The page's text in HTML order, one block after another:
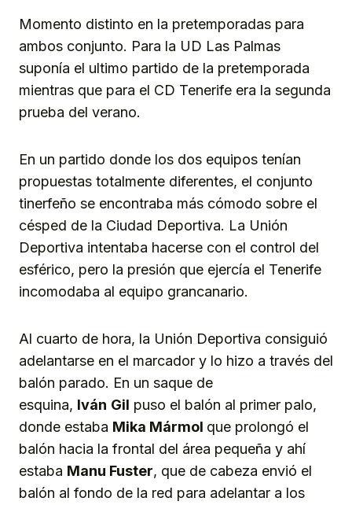
Momento distinto en la pretemporadas para
ambos conjunto. Para la UD Las Palmas
suponía el ultimo partido de la pretemporada
mientras que para el CD Tenerife era la segunda
prueba del verano.
En un partido donde los dos equipos tenían
propuestas totalmente diferentes, el conjunto
tinerfeño se encontraba más cómodo sobre el
césped de la Ciudad Deportiva. La Unión
Deportiva intentaba hacerse con el control del
esférico, pero la presión que ejercía el Tenerife
incomodaba al equipo grancanario.
Al cuarto de hora, la Unión Deportiva consiguió
adelantarse en el marcador y lo hizo a través del
balón parado. En un saque de
esquina, Iván Gil puso el balón al primer palo,
donde estaba Mika Mármol que prolongó el
balón hacia la frontal del área pequeña y ahí
estaba Manu Fuster, que de cabeza envió el
balón al fondo de la red para adelantar a los